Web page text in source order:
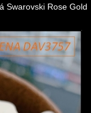
Swarovski Rose Gold